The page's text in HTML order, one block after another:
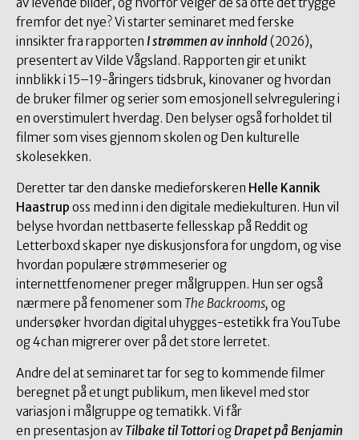
fremfor det nye? Vi starter seminaret med ferske
innsikter fra rapporten I strømmen av innhold(2026),
presentert av Vilde Vågsland. Rapporten gir et unikt
innblikk i 15–19-åringers tidsbruk, kinovaner og hvordan
de bruker filmer og serier som emosjonell selvregulering i
en overstimulert hverdag. Den belyser også forholdet til
filmer som vises gjennom skolen og Den kulturelle
skolesekken.
Deretter tar den danske medieforskeren Helle Kannik
Haastrup oss med inn i den digitale mediekulturen. Hun vil
belyse hvordan nettbaserte fellesskap på Reddit og
Letterboxd skaper nye diskusjonsfora for ungdom, og vise
hvordan populære strømmeserier og
internettfenomener preger målgruppen. Hun ser også
nærmere på fenomener som The Backrooms, og
undersøker hvordan digital uhygges-estetikk fra YouTube
og 4chan migrerer over på det store lerretet.
Andre del at seminaret tar for seg to kommende filmer
beregnet på et ungt publikum, men likevel med stor
variasjon i målgruppe og tematikk. Vi får
en presentasjon av Tilbake til TottoriogDrapet på Benjamin